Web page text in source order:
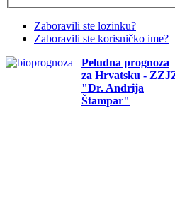
Zaboravili ste lozinku?
Zaboravili ste korisničko ime?
Peludna prognoza
za Hrvatsku -
"Dr. Andrija
Štampar"